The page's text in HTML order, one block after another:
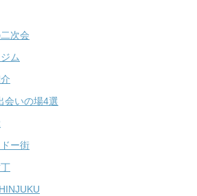
次会
ム
会いの場4選
ー街